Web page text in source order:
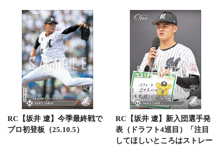
RC【坂井 遼】今季最終戦で
プロ初登板（25.10.5）
RC【坂井 遼】新入団選手発
表（ドラフト4巡目）「注目
してほしいところはストレー